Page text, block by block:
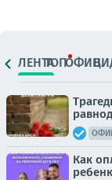
ЛЕНТАТОПОФИЦ.
Как